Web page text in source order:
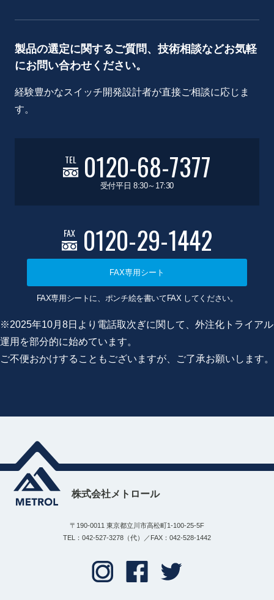
製品の選定に関するご質問、技術相談などお気軽
にお問い合わせください。
経験豊かなスイッチ開発設計者が直接ご相談に応じま
す。
TEL 0120-68-7377
受付平日 8:30～17:30
FAX 0120-29-1442
FAX専用シート
FAX専用シートに、ポンチ絵を書いてFAX してください。
※2025年10月8日より電話取次ぎに関して、外注化トライアル
運用を部分的に始めています。
ご不便おかけすることもございますが、ご了承お願いします。
株式会社メトロール
〒190-0011 東京都立川市高松町1-100-25-5F
TEL：042-527-3278（代）／FAX：042-528-1442